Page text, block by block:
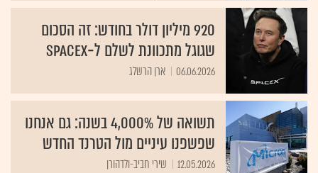
920 מיליון דולר בחודש: זה הסכום
שגוגל מתכוונת לשלם ל‑SpaceX
06.06.2026 ארן הרשלג
תשואה של 4,000% בשנה: גם אנחנו
שפשפנו עיניים מול הטרנד החדש
12.05.2026 שירי חביב-ולדהורן